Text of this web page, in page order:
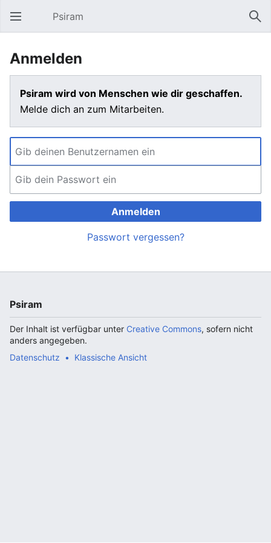
Hauptmenü öffnen Psiram
Anmelden
Psiram wird von Menschen wie dir geschaffen.
Melde dich an zum Mitarbeiten.
Anmelden
Passwort vergessen?
Psiram
Der Inhalt ist verfügbar unter Creative Commons, sofern nicht
anders angegeben.
Datenschutz
Klassische Ansicht